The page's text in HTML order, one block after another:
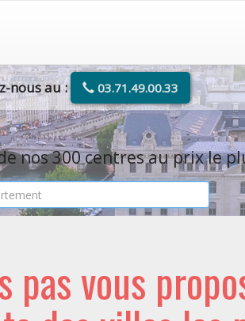
nous au : 03.71.49.00.33
nos 300 centres au prix le
pas vous